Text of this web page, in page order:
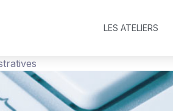
LES ATELIERS